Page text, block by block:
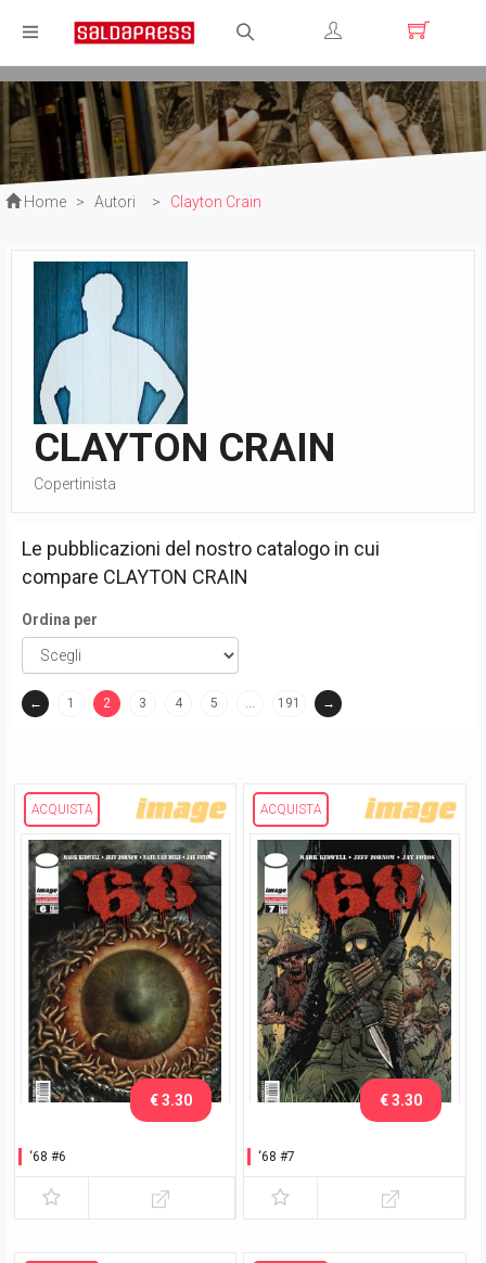
Registrati
Login
Home > Autori > Clayton Crain
CLAYTON CRAIN
Copertinista
Le pubblicazioni del nostro catalogo in cui
compare CLAYTON CRAIN
Ordina per
← 1
2
3 4 5 … 191 →
ACQUISTA
‘68 #6
€ 3.30
ACQUISTA
‘68 #7
€ 3.30